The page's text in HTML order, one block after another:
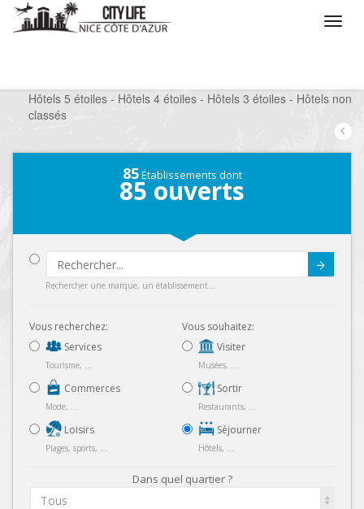
Hôtels 5 étoiles - Hôtels 4 étoiles - Hôtels 3 étoiles - Hôtels non
classés
85Établissements dont
85 ouverts
Rechercher une marque, un établissement...
Vous recherchez:
Services
Tourisme, ...
Commerces
Mode, ...
Loisirs
Plages, sports, ...
Vous souhaitez:
Visiter
Musées, ...
Sortir
Restaurants, ...
Séjourner
Hôtels, ...
Dans quel quartier ?
Tous